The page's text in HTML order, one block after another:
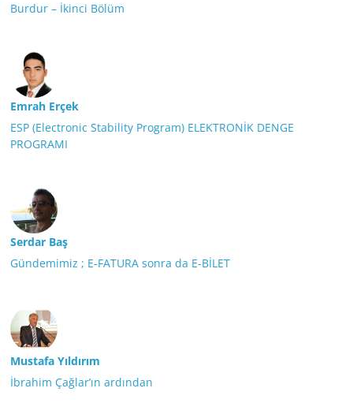
Burdur – İkinci Bölüm
Emrah Erçek
ESP (Electronic Stability Program) ELEKTRONİK DENGE
PROGRAMI
Serdar Baş
Gündemimiz ; E-FATURA sonra da E-BİLET
Mustafa Yıldırım
İbrahim Çağlar’ın ardından